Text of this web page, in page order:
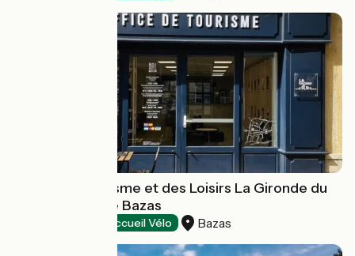
Office de Tourisme et des Loisirs La Gironde du
Sud - Bureau de Bazas
Accueil Vélo Bazas